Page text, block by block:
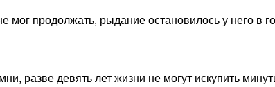
продолжать, рыдание остановилось у него в
разве девять лет жизни не могут искупить